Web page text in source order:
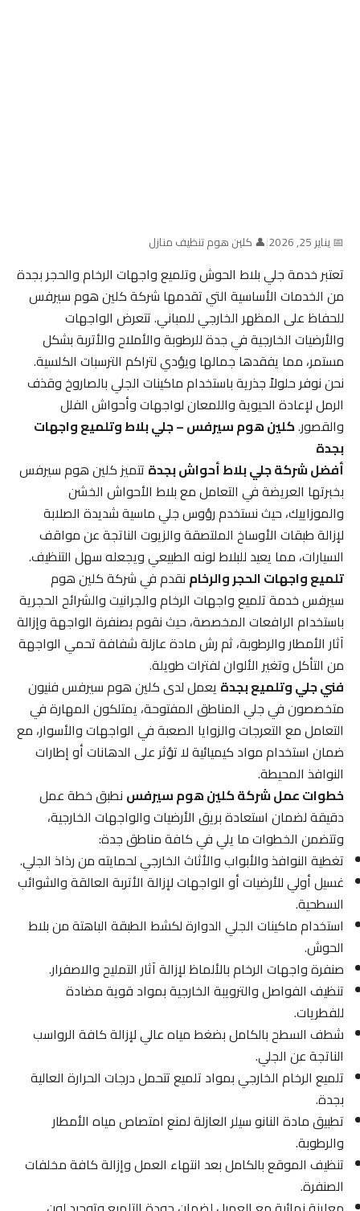
📅 يناير 25, 2026 |👤 كلين هوم تنظيف منازل
تعتبر خدمة جلي بلاط الحوش وتلميع واجهات الرخام والحجر بجدة
من الخدمات الأساسية التي تقدمها شركة كلين هوم سيرفس
للحفاظ على المظهر الخارجي للمباني. تتعرض الواجهات
والأرضيات الخارجية في جدة للرطوبة والأملاح والأتربة بشكل
مستمر، مما يفقدها جمالها ويؤدي لتراكم الترسبات الكلسية.
نحن نوفر حلولاً جذرية باستخدام ماكينات الجلي بالصاروخ وقذف
الرمل لإعادة الحيوية واللمعان لواجهات وأحواش الفلل
والقصور.كلين هوم سيرفس – جلي بلاط وتلميع واجهات
بجدة
أفضل شركة جلي بلاط أحواش بجدةتتميز كلين هوم سيرفس
بخبرتها العريضة في التعامل مع بلاط الأحواش الخشن
والموزاييك، حيث نستخدم رؤوس جلي ماسية شديدة الصلابة
لإزالة طبقات الأوساخ الملتصقة والزيوت الناتجة عن مواقف
السيارات، مما يعيد للبلاط لونه الطبيعي ويجعله سهل التنظيف.
تلميع واجهات الحجر والرخامنقدم في شركة كلين هوم
سيرفس خدمة تلميع واجهات الرخام والجرانيت والشرائح الحجرية
باستخدام الرافعات المخصصة، حيث نقوم بصنفرة الواجهة وإزالة
آثار الأمطار والرطوبة، ثم رش مادة عازلة شفافة تحمي الواجهة
من التأكل وتغير الألوان لفترات طويلة.
فني جلي وتلميع بجدةيعمل لدى كلين هوم سيرفس فنيون
متخصصون في جلي المناطق المفتوحة، يمتلكون المهارة في
التعامل مع التعرجات والزوايا الصعبة في الواجهات والأسوار، مع
ضمان استخدام مواد كيميائية لا تؤثر على الدهانات أو إطارات
النوافذ المحيطة.
خطوات عمل شركة كلين هوم سيرفسنطبق خطة عمل
دقيقة لضمان استعادة بريق الأرضيات والواجهات الخارجية،
وتتضمن الخطوات ما يلي في كافة مناطق جدة:
تغطية النوافذ والأبواب والأثاث الخارجي لحمايته من رذاذ الجلي.
غسيل أولي للأرضيات أو الواجهات لإزالة الأتربة العالقة والشوائب
السطحية.
استخدام ماكينات الجلي الدوارة لكشط الطبقة الباهتة من بلاط
الحوش.
صنفرة واجهات الرخام بالألماظ لإزالة آثار التمليح والاصفرار.
تنظيف الفواصل والترويبة الخارجية بمواد قوية مضادة
للفطريات.
شطف السطح بالكامل بضغط مياه عالي لإزالة كافة الرواسب
الناتجة عن الجلي.
تلميع الرخام الخارجي بمواد تلميع تتحمل درجات الحرارة العالية
بجدة.
تطبيق مادة النانو سيلر العازلة لمنع امتصاص مياه الأمطار
والرطوبة.
تنظيف الموقع بالكامل بعد انتهاء العمل وإزالة كافة مخلفات
الصنفرة.